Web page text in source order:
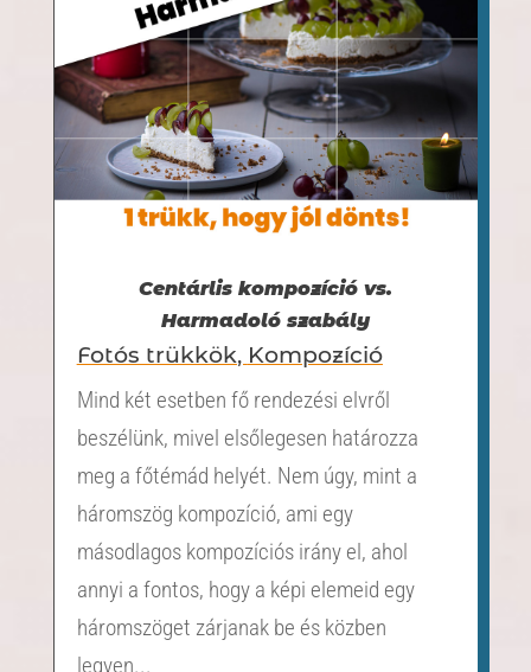
Centárlis kompozíció vs.
Harmadoló szabály
Fotós trükkök, Kompozíció
Mind két esetben fő rendezési elvről
beszélünk, mivel elsőlegesen határozza
meg a főtémád helyét. Nem úgy, mint a
háromszög kompozíció, ami egy
másodlagos kompozíciós irány el, ahol
annyi a fontos, hogy a képi elemeid egy
háromszöget zárjanak be és közben
legyen...